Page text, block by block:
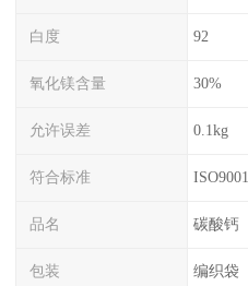
白度 92
氧化镁含量 30%
允许误差 0.1kg
符合标准 ISO9001
品名 碳酸钙
包装 编织袋